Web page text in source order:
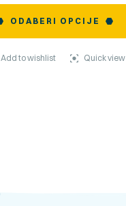
ODABERI OPCIJE
Add to wishlist Quick view